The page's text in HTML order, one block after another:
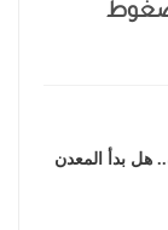
ضغوط
6 آلاف جنيه.. هل بدأ المعدن